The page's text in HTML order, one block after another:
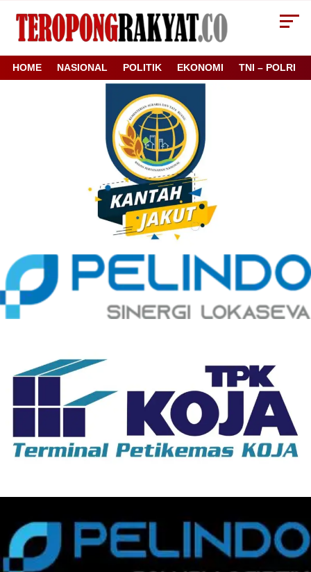
HOME NASIONAL POLITIK EKONOMI TNI – POLRI